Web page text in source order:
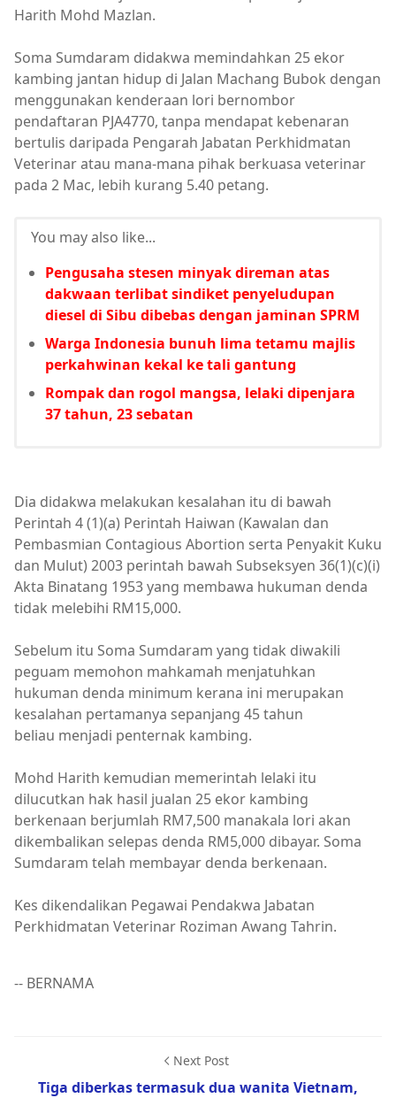
Harith Mohd Mazlan.
Soma Sumdaram didakwa memindahkan 25 ekor
kambing jantan hidup di Jalan Machang Bubok dengan
menggunakan kenderaan lori bernombor
pendaftaran PJA4770, tanpa mendapat kebenaran
bertulis daripada Pengarah Jabatan Perkhidmatan
Veterinar atau mana-mana pihak berkuasa veterinar
pada 2 Mac, lebih kurang 5.40 petang.
You may also like...
Pengusaha stesen minyak direman atas
dakwaan terlibat sindiket penyeludupan
diesel di Sibu dibebas dengan jaminan SPRM
Warga Indonesia bunuh lima tetamu majlis
perkahwinan kekal ke tali gantung
Rompak dan rogol mangsa, lelaki dipenjara
37 tahun, 23 sebatan
Dia didakwa melakukan kesalahan itu di bawah
Perintah 4 (1)(a) Perintah Haiwan (Kawalan dan
Pembasmian Contagious Abortion serta Penyakit Kuku
dan Mulut) 2003 perintah bawah Subseksyen 36(1)(c)(i)
Akta Binatang 1953 yang membawa hukuman denda
tidak melebihi RM15,000.
Sebelum itu Soma Sumdaram yang tidak diwakili
peguam memohon mahkamah menjatuhkan
hukuman denda minimum kerana ini merupakan
kesalahan pertamanya sepanjang 45 tahun
beliau menjadi penternak kambing.
Mohd Harith kemudian memerintah lelaki itu
dilucutkan hak hasil jualan 25 ekor kambing
berkenaan berjumlah RM7,500 manakala lori akan
dikembalikan selepas denda RM5,000 dibayar. Soma
Sumdaram telah membayar denda berkenaan.
Kes dikendalikan Pegawai Pendakwa Jabatan
Perkhidmatan Veterinar Roziman Awang Tahrin.
-- BERNAMA
Next Post
Tiga diberkas termasuk dua wanita Vietnam,